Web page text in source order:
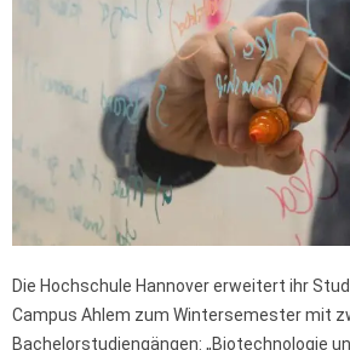
Die Hochschule Hannover erweitert ihr
Campus Ahlem zum Wintersemester mit
Bachelorstudiengängen: „Biotechnologie